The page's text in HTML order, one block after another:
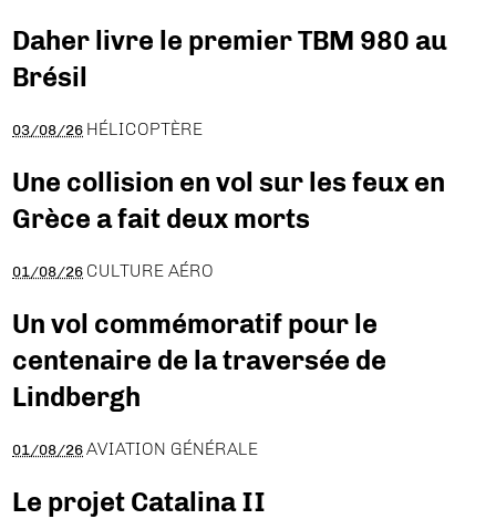
Daher livre le premier TBM 980 au
Brésil
03/08/26 HÉLICOPTÈRE
Une collision en vol sur les feux en
Grèce a fait deux morts
01/08/26 CULTURE AÉRO
Un vol commémoratif pour le
centenaire de la traversée de
Lindbergh
01/08/26 AVIATION GÉNÉRALE
Le projet Catalina II